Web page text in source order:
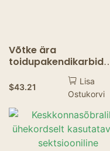
Võtke ära
toidupakendikarbid
Hamburger friikartulid
popkorni kana tükid
praetud kanakarbid
$43.21
Lisa
Ostukorvi